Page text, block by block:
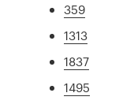
359
1313
1837
1495